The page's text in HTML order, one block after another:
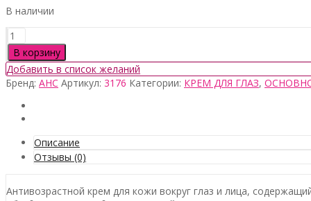
В наличии
Количество
товара
AHC
Premier
Ampoule
Core
Lifting,
В корзину
Добавить в список желаний
Бренд: AHC Артикул: 3176 Категории: КРЕМ ДЛЯ ГЛАЗ,
Описание
Отзывы (0)
Антивозрастной крем для кожи вокруг глаз и лица,